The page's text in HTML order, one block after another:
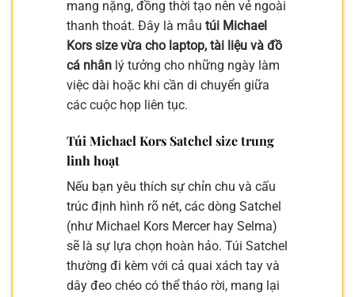
mang nặng, đồng thời tạo nên vẻ ngoài
thanh thoát. Đây là mẫu túi Michael
Kors size vừa cho laptop, tài liệu và đồ
cá nhân lý tưởng cho những ngày làm
việc dài hoặc khi cần di chuyển giữa
các cuộc họp liên tục.
Túi Michael Kors Satchel size trung
linh hoạt
Nếu bạn yêu thích sự chỉn chu và cấu
trúc định hình rõ nét, các dòng Satchel
(như Michael Kors Mercer hay Selma)
sẽ là sự lựa chọn hoàn hảo. Túi Satchel
thường đi kèm với cả quai xách tay và
dây đeo chéo có thể tháo rời, mang lại